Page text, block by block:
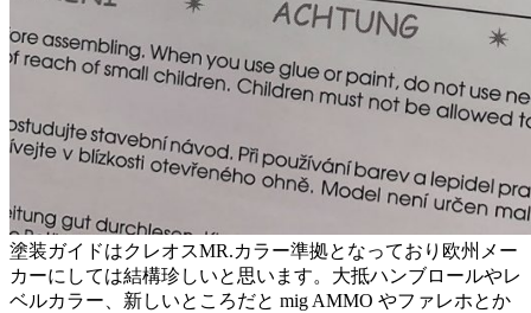
塗装ガイドはクレオスMR.カラー準拠となっており欧州メー
カーにしては結構珍しいと思います。大抵ハンブロールやレ
ベルカラー、新しいところだと mig AMMO やファレホとか